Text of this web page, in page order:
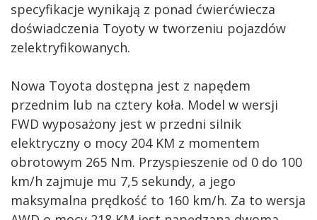
specyfikacje wynikają z ponad ćwierćwiecza
doświadczenia Toyoty w tworzeniu pojazdów
zelektryfikowanych.
Nowa Toyota dostępna jest z napędem
przednim lub na cztery koła. Model w wersji
FWD wyposażony jest w przedni silnik
elektryczny o mocy 204 KM z momentem
obrotowym 265 Nm. Przyspieszenie od 0 do 100
km/h zajmuje mu 7,5 sekundy, a jego
maksymalna prędkość to 160 km/h. Za to wersja